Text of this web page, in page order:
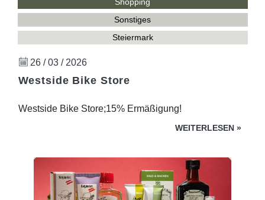
Sonstiges
Steiermark
26 / 03 / 2026
Westside Bike Store
Westside Bike Store;15% Ermäßigung!
WEITERLESEN »